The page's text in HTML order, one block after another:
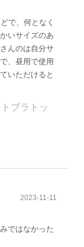
で、何となく
いサイズのあ
んのは自分サ
、昼用で使用
いただけると
ブラトッ
2023-11-11
ではなかった